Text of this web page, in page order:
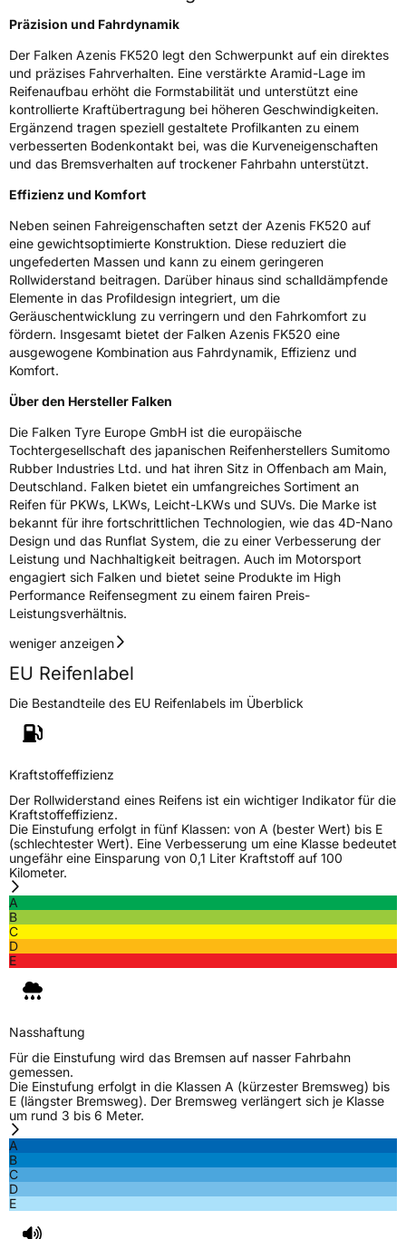
FahrzeugklasseC1
3PMSF / Schneeflockensymbol / Alpine-SymbolNein
EisgripNein
EPREL ID911788
74-76 63065 Offenbach am Main
Deutschland, info@falkentyre.com
Präzision und Fahrdynamik
Der Falken Azenis FK520 legt den Schwerpunkt auf ein direktes
und präzises Fahrverhalten. Eine verstärkte Aramid-Lage im
Reifenaufbau erhöht die Formstabilität und unterstützt eine
kontrollierte Kraftübertragung bei höheren Geschwindigkeiten.
Ergänzend tragen speziell gestaltete Profilkanten zu einem
verbesserten Bodenkontakt bei, was die Kurveneigenschaften
und das Bremsverhalten auf trockener Fahrbahn unterstützt.
Effizienz und Komfort
Neben seinen Fahreigenschaften setzt der Azenis FK520 auf
eine gewichtsoptimierte Konstruktion. Diese reduziert die
ungefederten Massen und kann zu einem geringeren
Rollwiderstand beitragen. Darüber hinaus sind schalldämpfende
Elemente in das Profildesign integriert, um die
Geräuschentwicklung zu verringern und den Fahrkomfort zu
fördern. Insgesamt bietet der Falken Azenis FK520 eine
ausgewogene Kombination aus Fahrdynamik, Effizienz und
Komfort.
Über den Hersteller Falken
Die Falken Tyre Europe GmbH ist die europäische
Tochtergesellschaft des japanischen Reifenherstellers Sumitomo
Rubber Industries Ltd. und hat ihren Sitz in Offenbach am Main,
Deutschland. Falken bietet ein umfangreiches Sortiment an
Reifen für PKWs, LKWs, Leicht-LKWs und SUVs. Die Marke ist
bekannt für ihre fortschrittlichen Technologien, wie das 4D-Nano
Design und das Runflat System, die zu einer Verbesserung der
Leistung und Nachhaltigkeit beitragen. Auch im Motorsport
engagiert sich Falken und bietet seine Produkte im High
Performance Reifensegment zu einem fairen Preis-
Leistungsverhältnis.
weniger anzeigen
EU Reifenlabel
Die Bestandteile des EU Reifenlabels im Überblick
Kraftstoffeffizienz
Der Rollwiderstand eines Reifens ist ein wichtiger Indikator für die
Kraftstoffeffizienz.
Die Einstufung erfolgt in fünf Klassen: von A (bester Wert) bis E
(schlechtester Wert). Eine Verbesserung um eine Klasse bedeutet
ungefähr eine Einsparung von 0,1 Liter Kraftstoff auf 100
Kilometer.
A
B
C
D
E
Nasshaftung
Für die Einstufung wird das Bremsen auf nasser Fahrbahn
gemessen.
Die Einstufung erfolgt in die Klassen A (kürzester Bremsweg) bis
E (längster Bremsweg). Der Bremsweg verlängert sich je Klasse
um rund 3 bis 6 Meter.
A
B
C
D
E